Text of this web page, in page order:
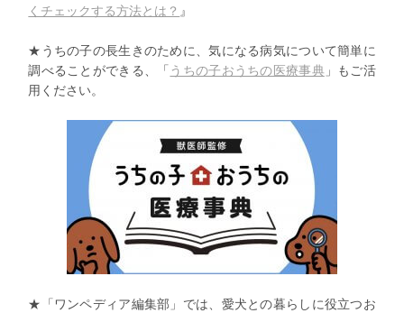
くチェックする方法とは？ 』
★うちの子の長生きのために、気になる病気について簡単に
調べることができる、「 うちの子おうちの医療事典 」もご活
用ください。
★「ワンペディア編集部」では、愛犬との暮らしに役立つお